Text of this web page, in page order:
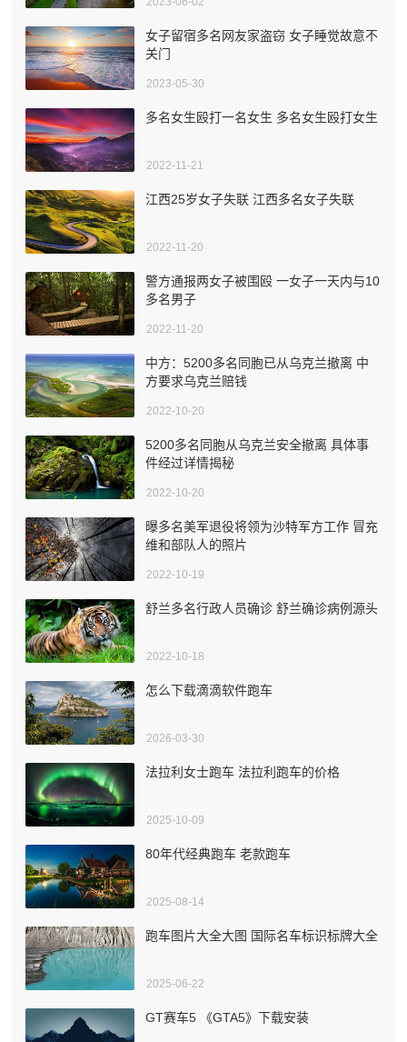
女子留宿多名网友家盗窃 女子睡觉故意不
关门
2023-05-30
多名女生殴打一名女生 多名女生殴打女生
2022-11-21
江西25岁女子失联 江西多名女子失联
2022-11-20
警方通报两女子被围殴 一女子一天内与10
多名男子
2022-11-20
中方：5200多名同胞已从乌克兰撤离 中
方要求乌克兰赔钱
2022-10-20
5200多名同胞从乌克兰安全撤离 具体事
件经过详情揭秘
2022-10-20
曝多名美军退役将领为沙特军方工作 冒充
维和部队人的照片
2022-10-19
舒兰多名行政人员确诊 舒兰确诊病例源头
2022-10-18
怎么下载滴滴软件跑车
2026-03-30
法拉利女士跑车 法拉利跑车的价格
2025-10-09
80年代经典跑车 老款跑车
2025-08-14
跑车图片大全大图 国际名车标识标牌大全
2025-06-22
GT赛车5 《GTA5》下载安装